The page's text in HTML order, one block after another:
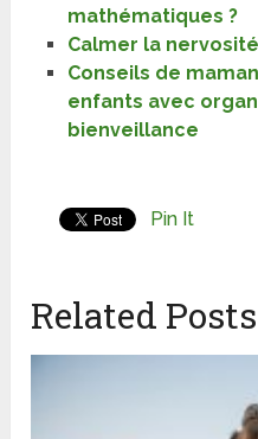
mathématiques ?
Calmer la
Conseils de
enfants avec
bienveillance
Pin It
Related Posts